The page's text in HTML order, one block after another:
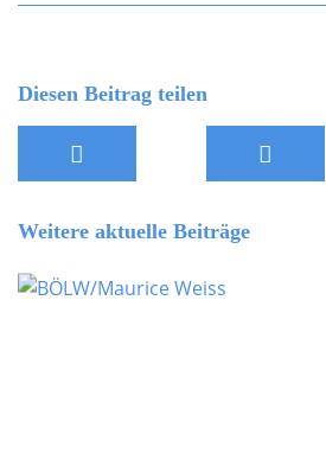
Diesen Beitrag teilen
Weitere aktuelle Beiträge